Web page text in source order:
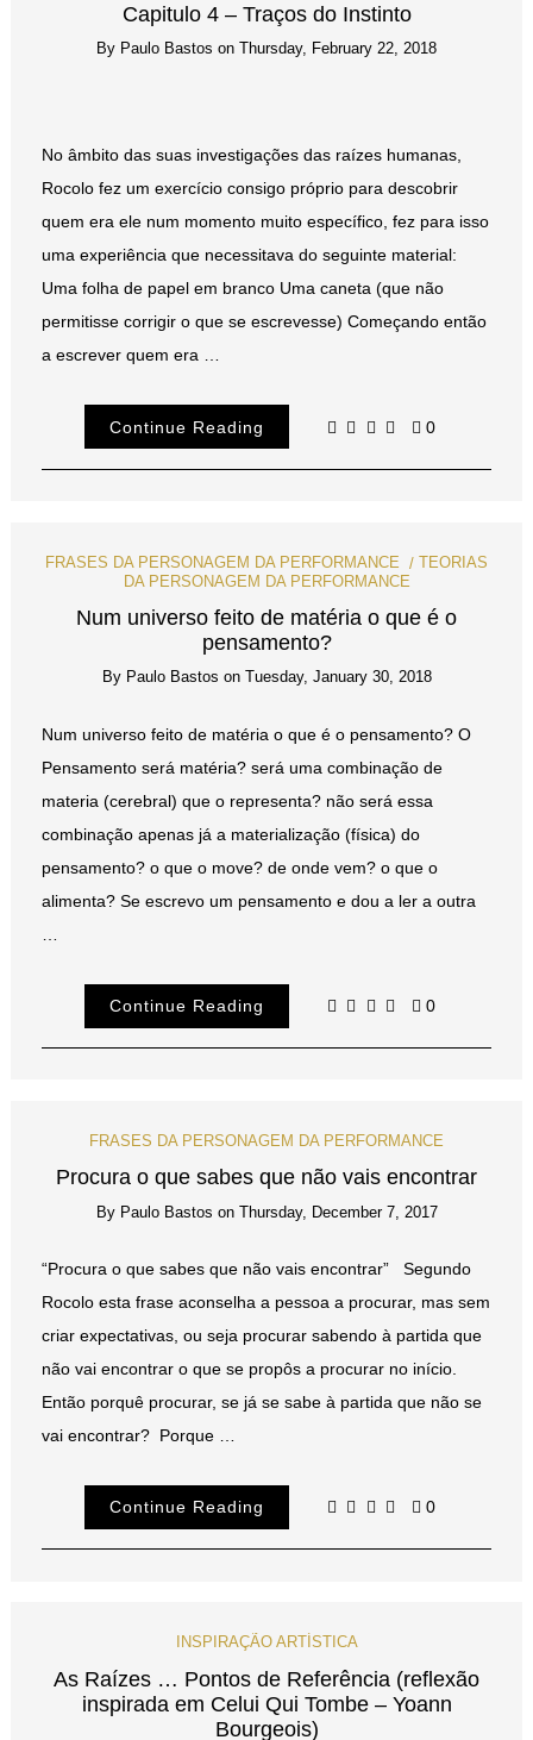
Capitulo 4 – Traços do Instinto
By Paulo Bastos on Thursday, February 22, 2018
No âmbito das suas investigações das raízes humanas,
Rocolo fez um exercício consigo próprio para descobrir
quem era ele num momento muito específico, fez para isso
uma experiência que necessitava do seguinte material:
Uma folha de papel em branco Uma caneta (que não
permitisse corrigir o que se escrevesse) Começando então
a escrever quem era …
Continue Reading 0
FRASES DA PERSONAGEM DA PERFORMANCE
TEORIAS
DA PERSONAGEM DA PERFORMANCE
Num universo feito de matéria o que é o
pensamento?
By Paulo Bastos on Tuesday, January 30, 2018
Num universo feito de matéria o que é o pensamento? O
Pensamento será matéria? será uma combinação de
materia (cerebral) que o representa? não será essa
combinação apenas já a materialização (física) do
pensamento? o que o move? de onde vem? o que o
alimenta? Se escrevo um pensamento e dou a ler a outra
Continue Reading 0
FRASES DA PERSONAGEM DA PERFORMANCE
Procura o que sabes que não vais encontrar
By Paulo Bastos on Thursday, December 7, 2017
“Procura o que sabes que não vais encontrar” Segundo
Rocolo esta frase aconselha a pessoa a procurar, mas sem
criar expectativas, ou seja procurar sabendo à partida que
não vai encontrar o que se propôs a procurar no início.
Então porquê procurar, se já se sabe à partida que não se
vai encontrar? Porque …
Continue Reading 0
INSPIRAÇÃO ARTÍSTICA
As Raízes … Pontos de Referência (reflexão
inspirada em Celui Qui Tombe – Yoann
Bourgeois)